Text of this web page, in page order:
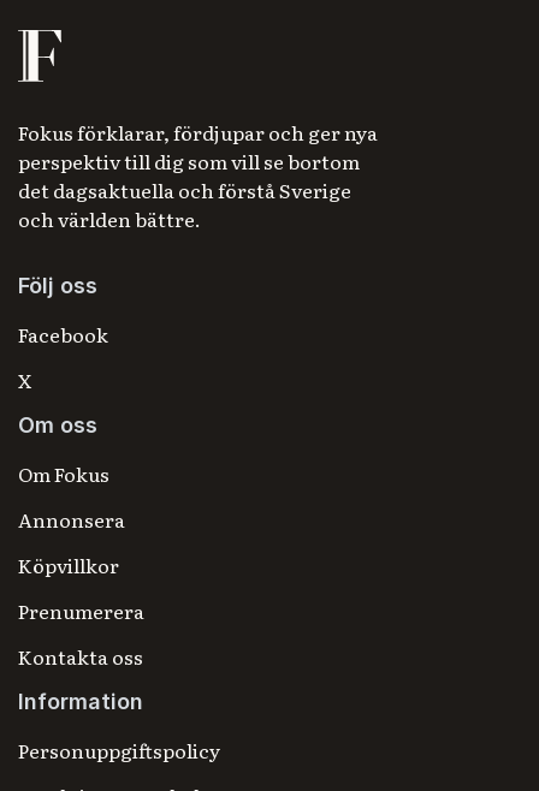
Fokus förklarar, fördjupar och ger nya
perspektiv till dig som vill se bortom
det dagsaktuella och förstå Sverige
och världen bättre.
Följ oss
Facebook
X
Om oss
Om Fokus
Annonsera
Köpvillkor
Prenumerera
Kontakta oss
Information
Personuppgiftspolicy